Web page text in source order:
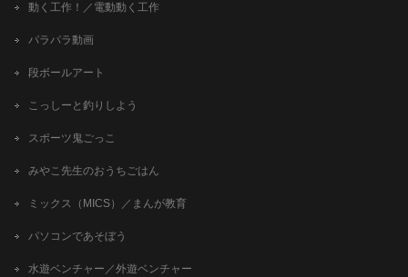
動く工作！／電動動く工作
パラパラ動画
段ボールアート
こっしーと釣りしよう
スポーツ鬼ごっこ
みやこ先生のおうちごはん
ミックス（MICS）／まんが教育
パソコンであそぼう
水遊ベンチャー／外遊ベンチャー